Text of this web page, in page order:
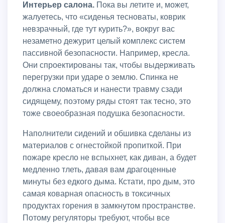
Интерьер салона. Пока вы летите и, может,
жалуетесь, что «сиденья тесноваты, коврик
невзрачный, где тут курить?», вокруг вас
незаметно дежурит целый комплекс систем
пассивной безопасности. Например, кресла.
Они спроектированы так, чтобы выдерживать
перегрузки при ударе о землю. Спинка не
должна сломаться и нанести травму сзади
сидящему, поэтому ряды стоят так тесно, это
тоже своеобразная подушка безопасности.
Наполнители сидений и обшивка сделаны из
материалов с огнестойкой пропиткой. При
пожаре кресло не вспыхнет, как диван, а будет
медленно тлеть, давая вам драгоценные
минуты без едкого дыма. Кстати, про дым, это
самая коварная опасность в токсичных
продуктах горения в замкнутом пространстве.
Потому регуляторы требуют, чтобы все